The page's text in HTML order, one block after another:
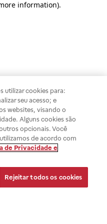
information).
utilizar cookies para:
seu acesso; e
websites, visando o
Alguns cookies são
opcionais. Você
de acordo com
de Privacidade e
Rejeitar todos os cookies